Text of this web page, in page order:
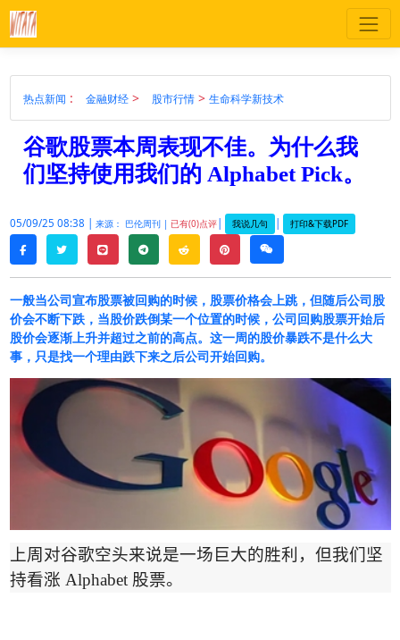
热点新闻 : 金融财经> 股市行情 > 生命科学新技术
谷歌股票本周表现不佳。为什么我
们坚持使用我们的 Alphabet Pick。
05/09/25 08:38 | 来源： 巴伦周刊 | 已有(0)点评| 我说几句 | 打印&下载PDF
facebooktwitterline telegramreddit pinterestweixin
一般当公司宣布股票被回购的时候，股票价格会上跳，但随后公司股
价会不断下跌，当股价跌倒某一个位置的时候，公司回购股票开始后
股价会逐渐上升并超过之前的高点。这一周的股价暴跌不是什么大
事，只是找一个理由跌下来之后公司开始回购。
上周对谷歌空头来说是一场巨大的胜利，但我们坚
持看涨 Alphabet 股票。